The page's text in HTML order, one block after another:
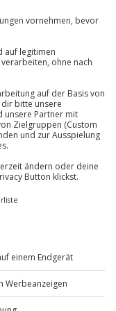
Zeiten,
Vorteile.